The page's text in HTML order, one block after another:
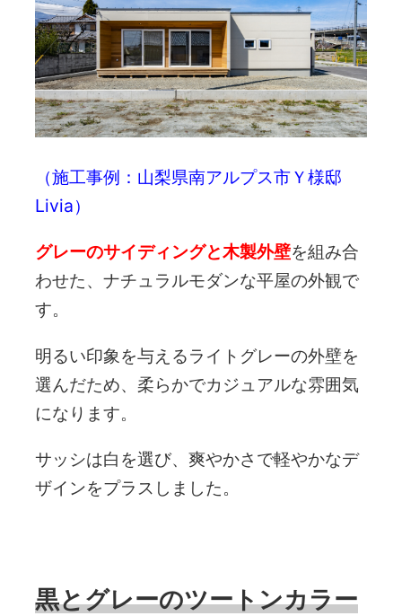
（施工事例：山梨県南アルプス市Ｙ様邸
Livia）
グレーのサイディングと木製外壁を組み合
わせた、ナチュラルモダンな平屋の外観で
す。
明るい印象を与えるライトグレーの外壁を
選んだため、柔らかでカジュアルな雰囲気
になります。
サッシは白を選び、爽やかさで軽やかなデ
ザインをプラスしました。
黒とグレーのツートンカラー